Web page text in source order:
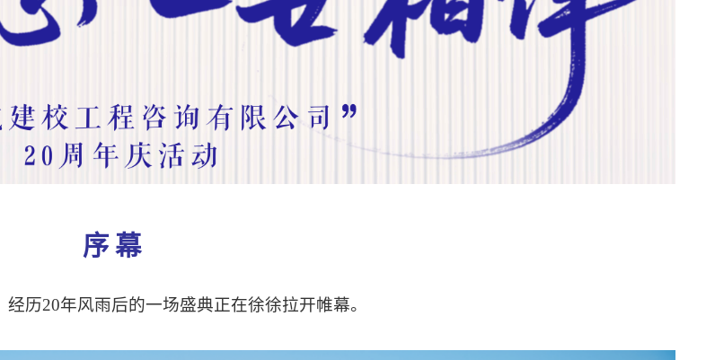
序 幕
经历20年风雨后的一场盛典正在徐徐拉开帷幕。